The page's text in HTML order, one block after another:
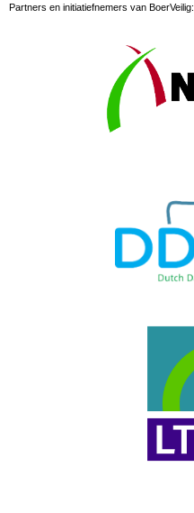
Partners en initiatiefnemers van BoerVeilig: